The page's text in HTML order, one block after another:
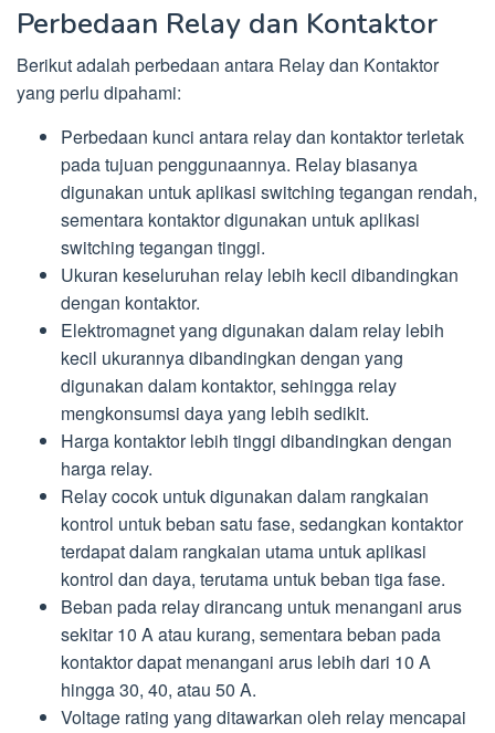
Perbedaan Relay dan Kontaktor
Berikut adalah perbedaan antara Relay dan Kontaktor
yang perlu dipahami:
Perbedaan kunci antara relay dan kontaktor terletak
pada tujuan penggunaannya. Relay biasanya
digunakan untuk aplikasi switching tegangan rendah,
sementara kontaktor digunakan untuk aplikasi
switching tegangan tinggi.
Ukuran keseluruhan relay lebih kecil dibandingkan
dengan kontaktor.
Elektromagnet yang digunakan dalam relay lebih
kecil ukurannya dibandingkan dengan yang
digunakan dalam kontaktor, sehingga relay
mengkonsumsi daya yang lebih sedikit.
Harga kontaktor lebih tinggi dibandingkan dengan
harga relay.
Relay cocok untuk digunakan dalam rangkaian
kontrol untuk beban satu fase, sedangkan kontaktor
terdapat dalam rangkaian utama untuk aplikasi
kontrol dan daya, terutama untuk beban tiga fase.
Beban pada relay dirancang untuk menangani arus
sekitar 10 A atau kurang, sementara beban pada
kontaktor dapat menangani arus lebih dari 10 A
hingga 30, 40, atau 50 A.
Voltage rating yang ditawarkan oleh relay mencapai